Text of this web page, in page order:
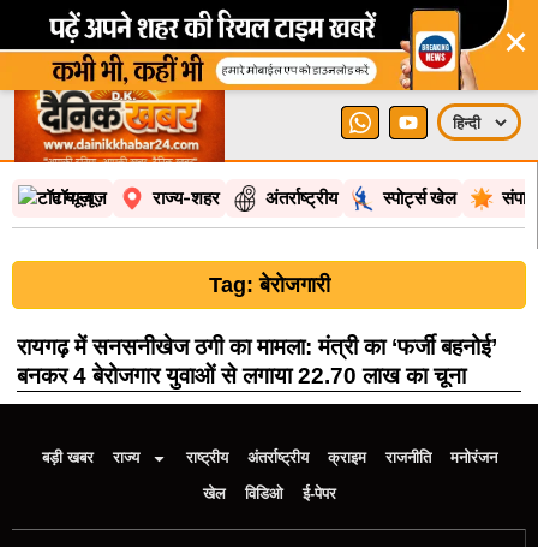
×
टॉप न्यूज़ राज्य-शहर अंतर्राष्ट्रीय स्पोर्ट्स खेल
Tag: बेरोजगारी
रायगढ़ में सनसनीखेज ठगी का मामला: मंत्री का ‘फर्जी बहनोई’
बनकर 4 बेरोजगार युवाओं से लगाया 22.70 लाख का चूना
बड़ी खबर राज्य राष्ट्रीय अंतर्राष्ट्रीय क्राइम राजनीति
मनोरंजन
खेल
विडिओ ई-पेपर